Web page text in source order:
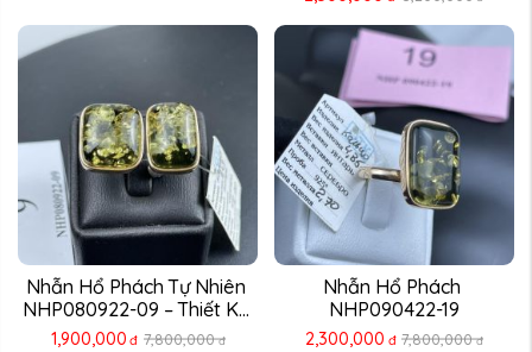
Nhẫn Hổ Phách Tự Nhiên
NHP080922-09 – Thiết Kế
...
1,900,000 đ 7,800,000 đ
Nhẫn Hổ Phách
NHP090422-19
2,300,000 đ 7,800,000 đ